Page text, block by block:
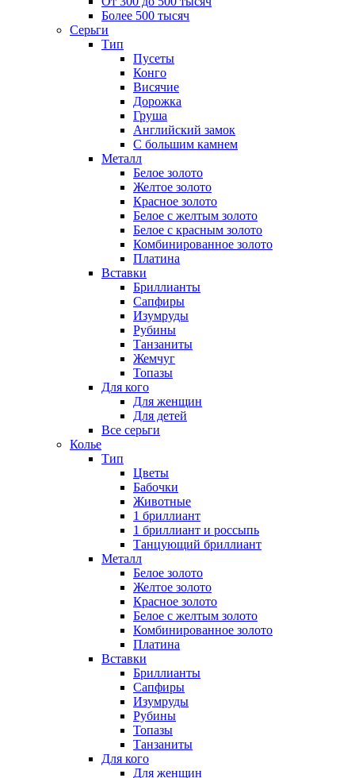
Более 500 тысяч
Серьги
Тип
Пусеты
Конго
Висячие
Дорожка
Груша
Английский замок
С большим камнем
Металл
Белое золото
Желтое золото
Красное золото
Белое с желтым золото
Белое с красным золото
Комбинированное золото
Платина
Вставки
Бриллианты
Сапфиры
Изумруды
Рубины
Танзаниты
Жемчуг
Топазы
Для кого
Для женщин
Для детей
Все серьги
Колье
Тип
Цветы
Бабочки
Животные
1 бриллиант
1 бриллиант и россыпь
Танцующий бриллиант
Металл
Белое золото
Желтое золото
Красное золото
Белое с желтым золото
Комбинированное золото
Платина
Вставки
Бриллианты
Сапфиры
Изумруды
Рубины
Топазы
Танзаниты
Для кого
Для женщин